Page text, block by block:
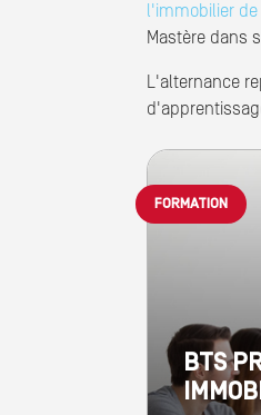
l'immobilier de
Mastère dans
L'alternance
BTS
FORMATION